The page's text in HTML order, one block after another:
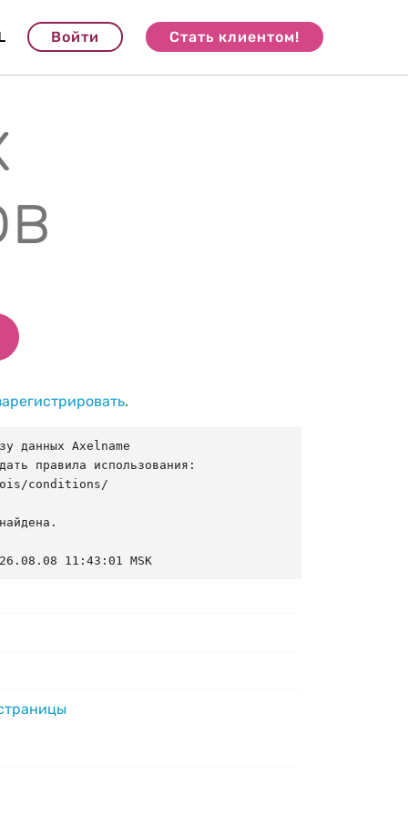
Войти Стать клиентом!
.
данных Axelname
правила использования:
conditions/
11:43:01 MSK